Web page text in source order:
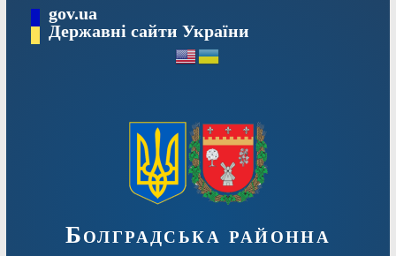
Перейтиgov.ua
Державні сайти України
Болградська районна